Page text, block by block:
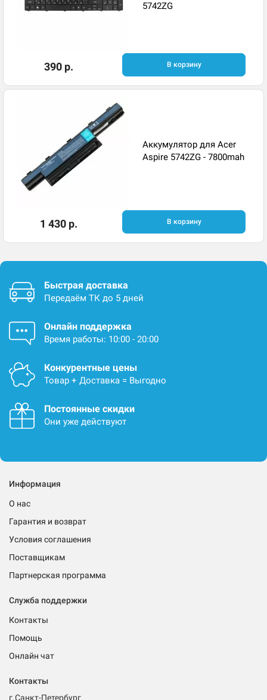
5742ZG
390 р. В корзину
Аккумулятор для Acer
Aspire 5742ZG - 7800mah
1 430 р. В корзину
Быстрая доставка
Передаём ТК до 5 дней
Онлайн поддержка
Время работы: 10:00 - 20:00
Конкурентные цены
Товар + Доставка = Выгодно
Постоянные скидки
Они уже действуют
Информация
О нас
Гарантия и возврат
Условия соглашения
Поставщикам
Партнерская программа
Служба поддержки
Контакты
Помощь
Онлайн чат
Контакты
г.Санкт-Петербург